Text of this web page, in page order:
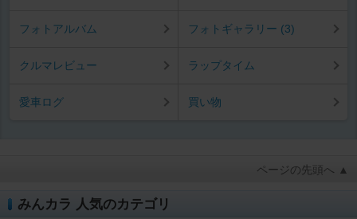
フォトアルバム フォトギャラリー (3)
クルマレビュー ラップタイム
愛車ログ 買い物
ページの先頭へ ▲
みんカラ 人気のカテゴリ